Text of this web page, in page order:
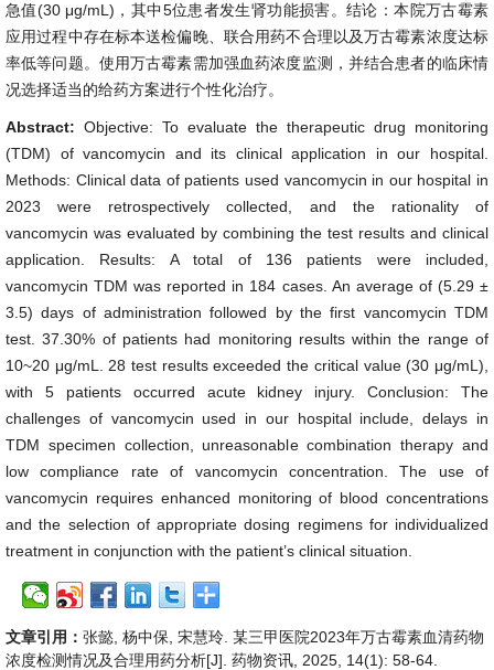
急值(30 μg/mL)，其中5位患者发生肾功能损害。结论：本院万古霉素
应用过程中存在标本送检偏晚、联合用药不合理以及万古霉素浓度达标
率低等问题。使用万古霉素需加强血药浓度监测，并结合患者的临床情
况选择适当的给药方案进行个性化治疗。
Abstract: Objective: To evaluate the therapeutic drug monitoring
(TDM) of vancomycin and its clinical application in our hospital.
Methods: Clinical data of patients used vancomycin in our hospital in
2023 were retrospectively collected, and the rationality of
vancomycin was evaluated by combining the test results and clinical
application. Results: A total of 136 patients were included,
vancomycin TDM was reported in 184 cases. An average of (5.29 ±
3.5) days of administration followed by the first vancomycin TDM
test. 37.30% of patients had monitoring results within the range of
10~20 μg/mL. 28 test results exceeded the critical value (30 μg/mL),
with 5 patients occurred acute kidney injury. Conclusion: The
challenges of vancomycin used in our hospital include, delays in
TDM specimen collection, unreasonable combination therapy and
low compliance rate of vancomycin concentration. The use of
vancomycin requires enhanced monitoring of blood concentrations
and the selection of appropriate dosing regimens for individualized
treatment in conjunction with the patient’s clinical situation.
文章引用： 张懿, 杨中保, 宋慧玲. 某三甲医院2023年万古霉素血清药物
浓度检测情况及合理用药分析[J]. 药物资讯, 2025, 14(1): 58-64.